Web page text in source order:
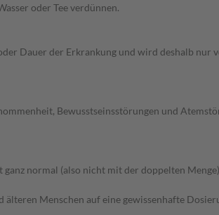
oder Tee verdünnen.
Dauer der Erkrankung und wird deshalb
Bewusstseinsstörungen und
ganz normal (also nicht mit der doppelten
Menschen auf eine gewissenhafte